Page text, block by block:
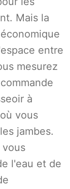
Mais la
entre
mesurez
à
vous
jambes.
vous
l'eau et de